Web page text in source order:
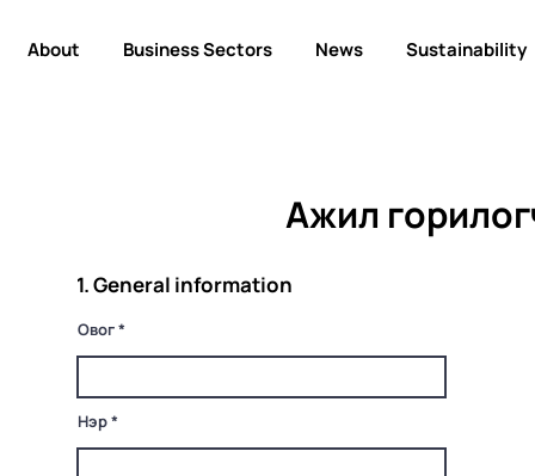
About Business Sectors News Sustainability
Ажил
1. General information
Овог
Нэр